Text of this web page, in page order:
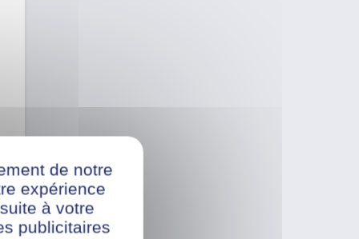
de notre
expérience
à votre
publicitaires